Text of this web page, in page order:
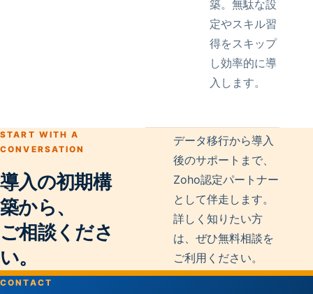
築。無駄な設
定やスキル習
得をスキップ
し効率的に導
入します。
START WITH A
CONVERSATION
導入の初期構
築から、
ご相談くださ
い。
データ移行から導入
後のサポートまで、
Zoho認定パートナー
として伴走します。
詳しく知りたい方
は、ぜひ無料相談を
ご利用ください。
CONTACT